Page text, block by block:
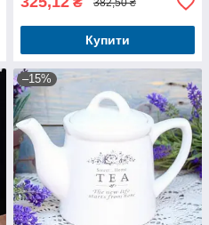
382,50 ₴
Купити
–15%